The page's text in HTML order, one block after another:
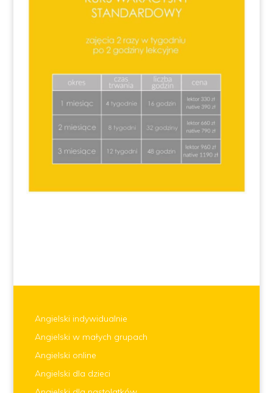
Angielski indywidualnie
Angielski w małych grupach
Angielski online
Angielski dla dzieci